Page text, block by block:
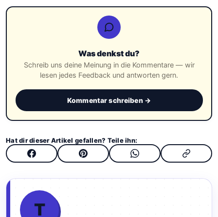
Was denkst du?
Schreib uns deine Meinung in die Kommentare — wir
lesen jedes Feedback und antworten gern.
Kommentar schreiben →
Hat dir dieser Artikel gefallen? Teile ihn:
T